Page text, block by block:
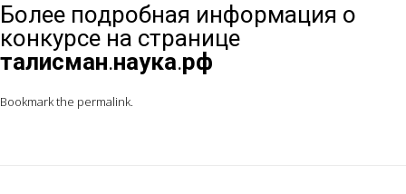
Более подробная информация о
конкурсе на странице
талисман.наука.рф
Bookmark the permalink.